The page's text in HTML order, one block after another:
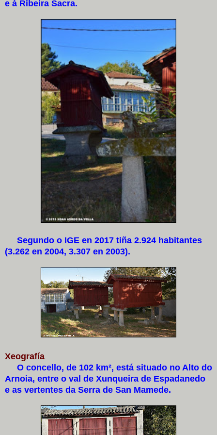
e á Ribeira Sacra.
Segundo o IGE en 2017 tiña 2.924 habitantes
(3.262 en 2004, 3.307 en 2003).
Xeografía
O concello, de 102 km², está situado no Alto do
Arnoia, entre o val de Xunqueira de Espadanedo
e as vertentes da Serra de San Mamede.